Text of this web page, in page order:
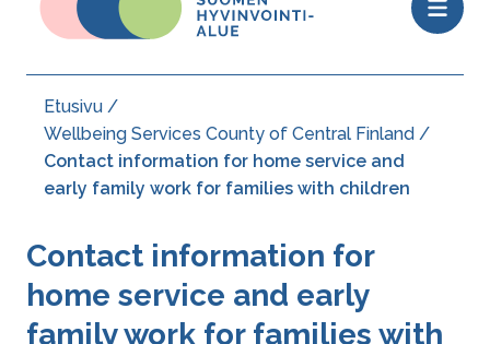
Open
menu
Murupolku
Etusivu
Wellbeing Services County of Central Finland
Contact information for home service and
early family work for families with children
Contact information for
home service and early
family work for families with